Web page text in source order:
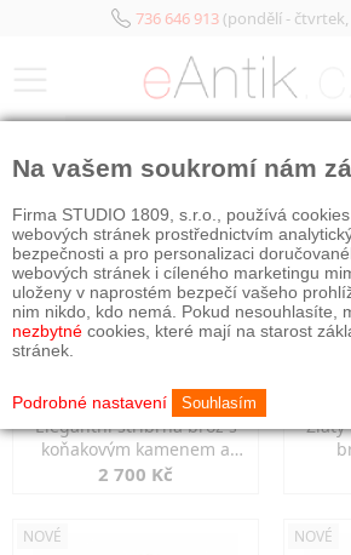
736 646 913(pondělí - čtvrtek,
Elegantní stříbrná brož s
koňakovým kamenem a
markazity
2 700 Kč
Zlatý
NOVÉ NOVÉ
Na vašem soukromí nám
Firma STUDIO 1809, s.r.o., používá
webových stránek prostřednictvím
bezpečnosti a pro personalizaci
webových stránek i cíleného marketingu
uloženy v naprostém bezpečí vašeho
nim nikdo, kdo nemá. Pokud nesouhlasíte,
nezbytné cookies, které mají na starost
stránek.
Podrobné nastavení Souhlasím